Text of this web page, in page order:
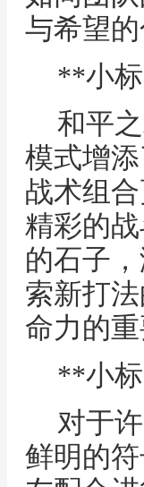
与希望的
**小
和平
模式增
战术组
精彩的
的石子
索新打
命力的重
**小
对于
鲜明的